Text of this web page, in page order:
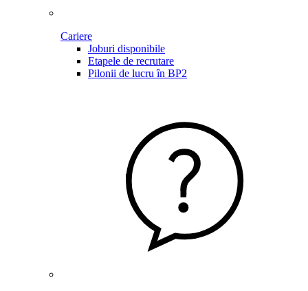
Cariere
Joburi disponibile
Etapele de recrutare
Pilonii de lucru în BP2